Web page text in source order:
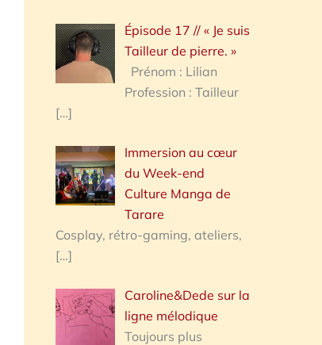
Épisode 17 // « Je suis
Tailleur de pierre. »
Prénom : Lilian
Profession : Tailleur
[…]
Immersion au cœur
du Week-end
Culture Manga de
Tarare
Cosplay, rétro-gaming, ateliers,
[…]
Caroline&Dede sur la
ligne mélodique
Toujours plus